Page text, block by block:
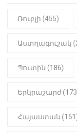
Ռուբլի (455)
Աստղագուշակ
Պուտին (186)
Երկրաշարժ
Հայաստան